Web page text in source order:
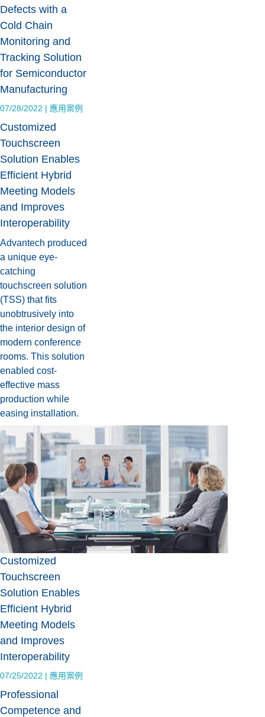
Defects with a
Cold Chain
Monitoring and
Tracking Solution
for Semiconductor
Manufacturing
07/28/2022 | 應用案例
Customized
Touchscreen
Solution Enables
Efficient Hybrid
Meeting Models
and Improves
Interoperability
Advantech produced
a unique eye-
catching
touchscreen solution
(TSS) that fits
unobtrusively into
the interior design of
modern conference
rooms. This solution
enabled cost-
effective mass
production while
easing installation.
Customized
Touchscreen
Solution Enables
Efficient Hybrid
Meeting Models
and Improves
Interoperability
07/25/2022 | 應用案例
Professional
Competence and